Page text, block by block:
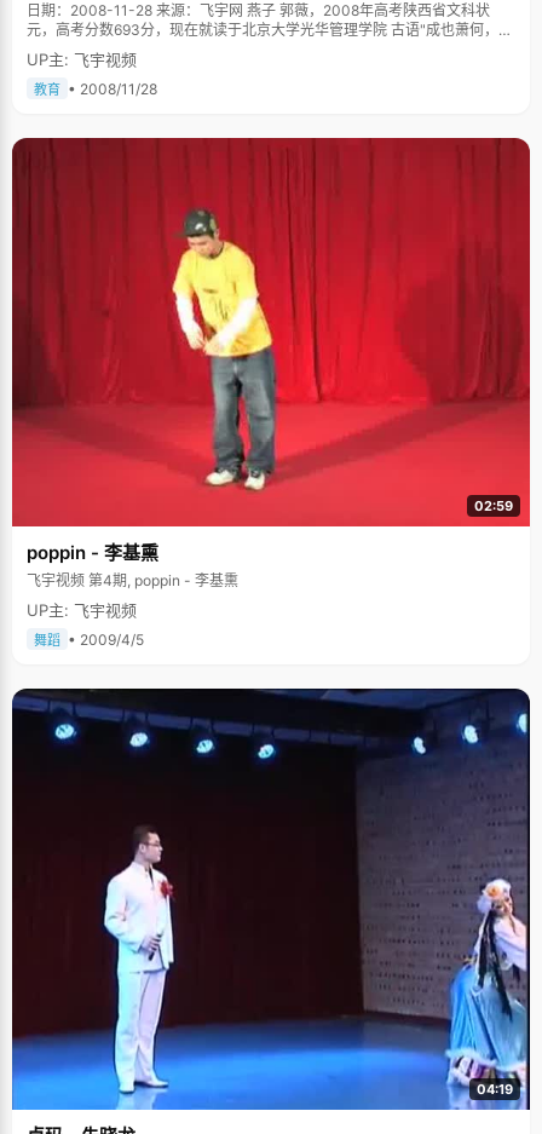
日期：2008-11-28 来源：飞宇网 燕子 郭薇，2008年高考陕西省文科状
元，高考分数693分，现在就读于北京大学光华管理学院 古语"成也萧何，败
也萧何"，郭薇说，"我是成也费德勒，败也费德勒！"（著：罗杰&bull;费德
勒（Roger Federer），瑞士人，27岁，网球名将，帅哥）怎么回事的？郭
薇嘿嘿笑了，"当年报考北大的一个原因就是想上北京看费德勒打08奥运
整天就追着费德勒的比赛看，整年里，我的情绪会随着他的战绩而波动。我
小郭薇，痛定思痛，费德勒还是喜欢的，但不能再那么痴迷了，学习还是第
一位的。复读的时候，郭薇又做了一件让大家瞠目的事情——弃理从文。郭
薇说"既然我已经浪费了一年时间，还不如学习点新知识呢，所以转投文科
了。"在高二分科的时候，郭薇就很是费了一番劲，因为她不属于那种科目特
长明显的学生，哪门成绩都差不多，但是所在学校理科强势，加上当年那句
名言"学好数理化，走遍天下都不怕"，郭薇还是选择了理科，成绩倒也可圈
可点。但私底下，郭薇仍然一直非常关注文科的东西，看报纸，读历史文
献，看小说，跟很多小女生一样，看琼瑶的爱情小说也能哭得梨花带雨的，
《射雕英雄传》、《天龙八部》、《红楼梦》等等，包罗万象。正是这样才
让她选择文科的时候，有了些底气。 再有基础，毕竟也比其他同学少了很多
知识基础，所以打一开始，郭薇的学习就显得很吃力，别人是复习旧知识，
她是学习新知识，不但要先学会，还要跟上老师的步伐，但是既然选择了，
就得咬牙坚持下来，所以会特别努力。郭薇深刻的记得，在距离高考还有68
天的时候，终于学完了高中所有的历史书，可以真正的开始复习了。"老师说
我悟性还是不错的"，郭薇有些小得意的说，"复读了半个学期以后，我的成
区，临近高考之前那段时间，余震不断，她也只能抓紧时间，能学点就学
的，太脆弱，微小了，"她说，"以前很多名呀利呀，名次呀之类的东西突然
都感觉不重要了"。所以再次面对高考的时候，郭薇很放松，完全没有对高考
的恐惧和压力，"高考想得最多的就是，如果高考的时候地震了怎么办，也没
心思想考试成绩怎么样了。" 坚强的小女孩 郭薇长得很娇小，看似很柔弱的
小女生，其实有着调皮的童年。郭薇回忆儿时的事情，已经记不得那么多片
段了，不过对满身的伤痕记忆深刻，"小时候很调皮，不知道怎么的，总是受
股坚强勇敢的劲，什么都不知惧怕。记得小时候去打针，妈妈对郭薇说，"薇
薇勇敢，要像解放军叔叔一样勇敢坚强"，于是才不到四岁的小女孩很听话，
打针的时候，疼得直流泪也不出声，一旁打针的阿姨也看的眼睛红红的。 特
别的生日礼物 越长大，郭薇越乖巧和懂事。记得12岁那年，郭薇听到一句
话，"自己的生日是父忧母患的日子"，很有感触，觉得生日那天自己吃蛋糕
却让父母受苦了，于是凡是妈妈的生日或者母亲节，她都会给妈妈写一封
信，表达自己对母亲的爱和感激。在郭薇生日当天，她也会收到妈妈给自己
的信，作为特殊的生日礼物，"我觉得这比任何的礼物都有意义，很温馨"。
讲起这些小故事，郭薇一脸的幸福，这就是郭薇。如果要说郭薇的成长有什
么特别的，那就是她有着坚强的性格，自主的坚决，有柔软体谅别人的心。
正因这样，她才能如此的快乐，对过去感恩，对未来憧憬。郭薇说，"在阳光
明媚的下午在北大校园里走一圈，会有很多的感受，很喜欢这种浓厚的历史
人文气场，这种自由的精神。"祝福她的大学的学习生活能一直如此快乐。
UP主: 飞宇视频
教育 • 2008/11/28
02:59
poppin - 李基熏
飞宇视频 第4期, poppin - 李基熏
UP主: 飞宇视频
舞蹈 • 2009/4/5
04:19